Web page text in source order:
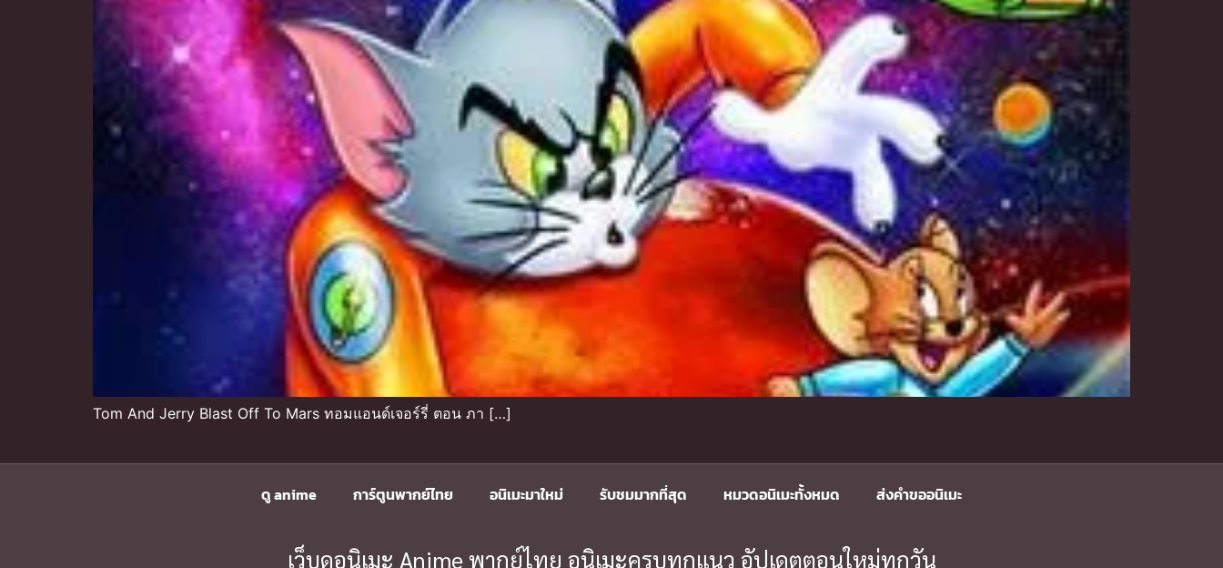
Tom And Jerry Blast Off To Mars ทอมแอนด์เจอร์รี่ ตอน ภา […]
ดู anime การ์ตูนพากย์ไทย อนิเมะมาใหม่ รับชมมากที่สุด หมวดอนิเมะทั้งหมด ส่งคำขออนิเมะ
เว็บดูอนิเมะ Anime พากย์ไทย อนิเมะครบทุกแนว อัปเดตตอนใหม่ทุกวัน